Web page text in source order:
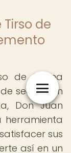
de
de Molina
seducción
Don Juan
herramienta
sus
así en un